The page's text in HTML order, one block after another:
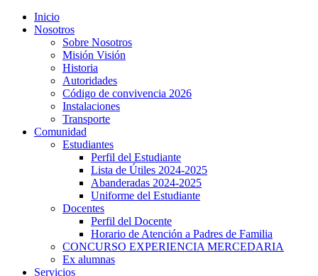
Inicio
Nosotros
Sobre Nosotros
Misión Visión
Historia
Autoridades
Código de convivencia 2026
Instalaciones
Transporte
Comunidad
Estudiantes
Perfil del Estudiante
Lista de Útiles 2024-2025
Abanderadas 2024-2025
Uniforme del Estudiante
Docentes
Perfil del Docente
Horario de Atención a Padres de Familia
CONCURSO EXPERIENCIA MERCEDARIA
Ex alumnas
Servicios